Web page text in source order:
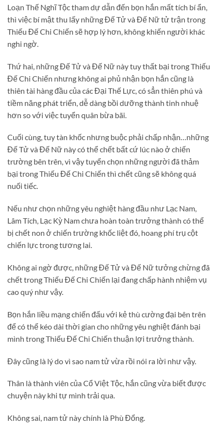
Loạn Thế Nghĩ Tộc tham dự dẫn đến bọn hắn mất tích bí ẩn,
thì việc bí mật thu lấy những Đế Tử và Đế Nữ tử trận trong
Thiếu Đế Chi Chiến sẽ hợp lý hơn, không khiến người khác
nghi ngờ.
Thứ hai, những Đế Tử và Đế Nữ này tuy thất bại trong Thiếu
Đế Chi Chiến nhưng không ai phủ nhận bọn hắn cũng là
thiên tài hàng đầu của các Đại Thế Lực, có sẳn thiên phú và
tiềm năng phát triển, dễ dàng bồi dưỡng thành tinh nhuệ
hơn so với việc tuyển quân bừa bãi.
Cuối cùng, tuy tàn khốc nhưng buộc phải chấp nhận…những
Đế Tử và Đế Nữ này có thể chết bất cứ lúc nào ở chiến
trường bên trên, vì vậy tuyển chọn những người đã thảm
bại trong Thiếu Đế Chi Chiến thì chết cũng sẽ không quá
nuối tiếc.
Nếu như chọn những yêu nghiệt hàng đầu như Lạc Nam,
Lâm Tích, Lạc Kỳ Nam chưa hoàn toàn trưởng thành có thể
bị chết non ở chiến trường khốc liệt đó, hoang phí trụ cột
chiến lực trong tương lai.
Không ai ngờ được, những Đế Tử và Đế Nữ tưởng chừng đã
chết trong Thiếu Đế Chi Chiến lại đang chấp hành nhiệm vụ
cao quý như vậy.
Bọn hắn liều mạng chiến đấu với kẻ thù cường đại bên trên
để có thể kéo dài thời gian cho những yêu nghiệt đánh bại
mình trong Thiếu Đế Chi Chiến thuận lợi trưởng thành.
Đây cũng là lý do vì sao nam tử vừa rồi nói ra lời như vậy.
Thân là thành viên của Cổ Việt Tộc, hắn cũng vừa biết được
chuyện này khi tự mình trải qua.
Không sai, nam tử này chính là Phù Đổng.